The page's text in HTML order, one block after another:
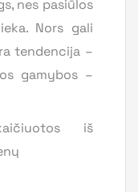
nes pasiūlos
Nors gali
tendencija –
gamybos –
iš